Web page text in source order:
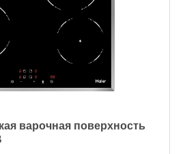
варочная поверхность